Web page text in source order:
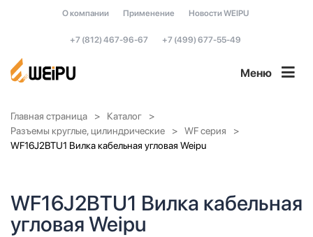
О компании Применение Новости WEIPU
+7 (812) 467-96-67 +7 (499) 677-55-49
Меню
Главная страница
Каталог
Разъемы круглые, цилиндрические
WF серия
WF16J2BTU1 Вилка кабельная угловая Weipu
WF16J2BTU1 Вилка кабельная
угловая Weipu